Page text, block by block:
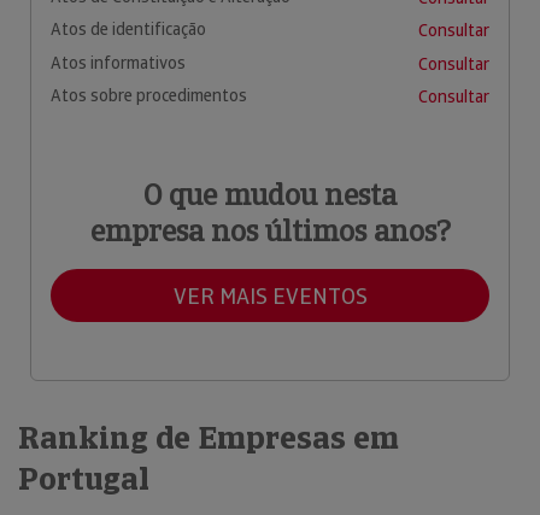
Atos de identificação
Consultar
Atos informativos
Consultar
Atos sobre procedimentos
Consultar
O que mudou nesta
empresa nos últimos anos?
VER MAIS EVENTOS
Ranking de Empresas em
Portugal